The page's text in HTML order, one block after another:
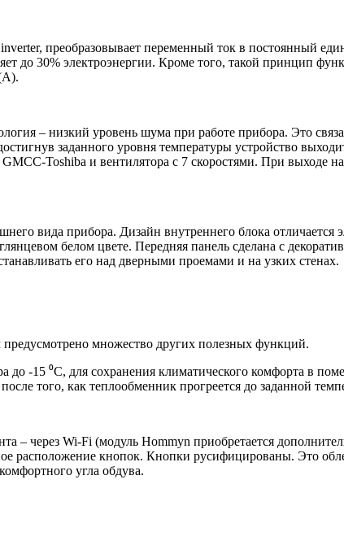
преобразовывает переменный ток в постоянный
до 30% электроэнергии. Кроме того, такой принцип
– низкий уровень шума при работе прибора. Это
заданного уровня температуры устройство
Toshiba и вентилятора с 7 скоростями. При выходе
вида прибора. Дизайн внутреннего блока
белом цвете. Передняя панель сделана с
его над дверными проемами и на узких стенах.
множество других полезных функций.
до -15 ⁰С, для сохранения климатического комфорта в
того, как теплообменник прогреется до заданной
– через Wi-Fi (модуль Hommyn приобретается
расположение кнопок. Кнопки русифицированы. Это
угла обдува.